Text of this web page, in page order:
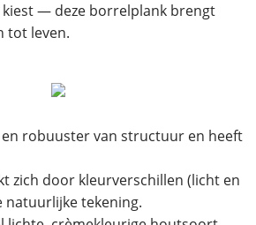
kiest — deze borrelplank brengt
tot leven.
robuuster van structuur en heeft
zich door kleurverschillen (licht en
natuurlijke tekening.